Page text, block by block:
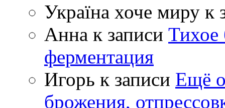
Україна хоче миру к
Анна к записи Тихое
ферментация
Игорь к записи Ещё
брожения,